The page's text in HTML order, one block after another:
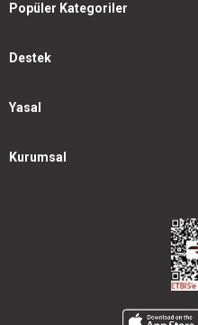
Popüler Kategoriler
Destek
Yasal
Kurumsal